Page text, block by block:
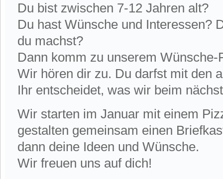
Du bist zwischen 7-12 Jahren alt?
Du hast Wünsche und Interessen?
du machst?
Dann komm zu unserem
Wir hören dir zu. Du darfst mit den
Ihr entscheidet, was wir beim
Wir starten im Januar mit einem
gestalten gemeinsam einen
dann deine Ideen und Wünsche.
Wir freuen uns auf dich!